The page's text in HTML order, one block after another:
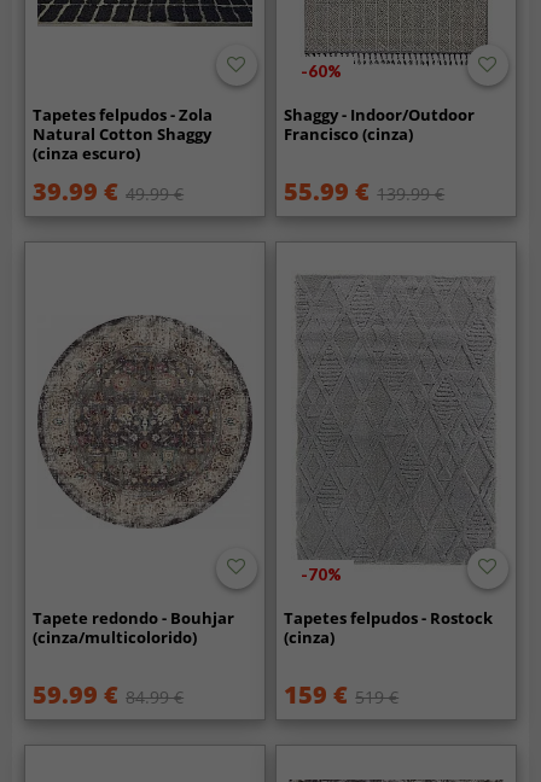
Tapetes felpudos - Zola
Natural Cotton Shaggy
(cinza escuro)
39.99 € 49.99 €
-60%
Shaggy - Indoor/Outdoor
Francisco (cinza)
55.99 € 139.99 €
Tapete redondo - Bouhjar
(cinza/multicolorido)
59.99 € 84.99 €
-70%
Tapetes felpudos - Rostock
(cinza)
159 € 519 €